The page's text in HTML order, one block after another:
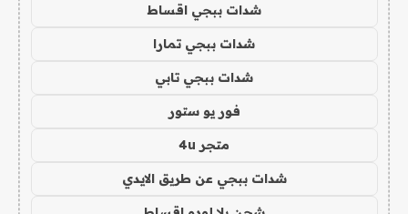
شدات ببجي اقساط
شدات ببجي تمارا
شدات ببجي تابي
فور يو ستور
متجر 4u
شدات ببجي عن طريق الايدي